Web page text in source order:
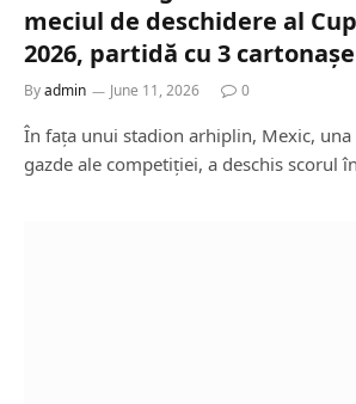
meciul de deschidere al
2026, partidă cu 3
Byadmin June 11, 2026 0
În fața unui stadion arhiplin, Mexic,
gazde ale competiției, a deschis scorul